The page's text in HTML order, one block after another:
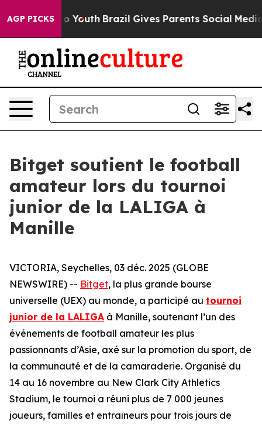
AGP PICKSto Youth Brazil Gives Parents Social Media
Bitget soutient le football
amateur lors du tournoi
junior de la LALIGA à
Manille
VICTORIA, Seychelles, 03 déc. 2025 (GLOBE
NEWSWIRE) -- Bitget, la plus grande bourse
universelle (UEX) au monde, a participé au tournoi
junior de la LALIGA à Manille, soutenant l’un des
événements de football amateur les plus
passionnants d’Asie, axé sur la promotion du sport, de
la communauté et de la camaraderie. Organisé du
14 au 16 novembre au New Clark City Athletics
Stadium, le tournoi a réuni plus de 7 000 jeunes
joueurs, familles et entraîneurs pour trois jours de